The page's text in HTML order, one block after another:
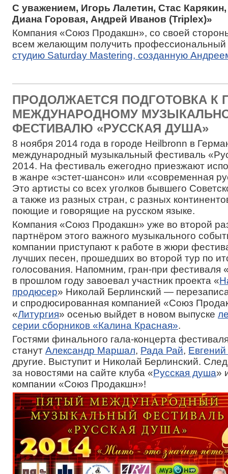
С уважением, Игорь Лалетин, Стас
Диана Горовая, Андрей Иванов (Triplex)»
Компания «Союз Продакшн», со своей
всем желающим получить профессиональный
студию Saturday Mastering, созданную
ПРОДОЛЖАЕТСЯ ПОДГОТОВКА К
МЕЖДУНАРОДНОМУ
ФЕСТИВАЛЮ «РУССКАЯ ДУША»
8 ноября 2014 года в городе Heilbronn в
международный музыкальный фестиваль
2014. На фестиваль ежегодно приезжают
в жанре «эстет-шансон» или «современная
Это артисты со всех уголков бывшего
а также из разных стран, с разных
поющие и говорящие на русском языке.
Компания «Союз Продакшн» уже во второй
партнёром этого важного музыкального
компании приступают к работе в жюри
лучших песен, прошедших во второй тур по
голосования. Напомним, гран-при фестиваля
в прошлом году завоевал участник проекта «
продюсер» Николай Берлинский —
и спродюсированная компанией «Союз
«Литургия» осенью выйдет в новом выпуске
серии сборников «Калина Красная».
Гостями финального гала-концерта
станут Александр Маршал, Рада Рай,
другие. Выступит и Николай Берлинский.
за новостями на сайте клуба «Русская душа»
компании «Союз Продакшн»!